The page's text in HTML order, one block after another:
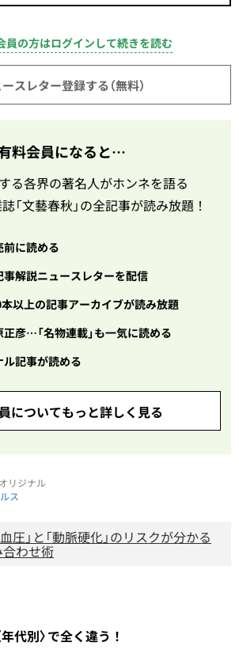
員の方はログインして続きを読む
スレター登録する（無料）
料会員になると…
る各界の著名人がホンネを語る
「文藝春秋」の全記事が読み放題！
に読める
解説ニュースレターを配信
以上の記事アーカイブが読み放題
彦…「名物連載」も一気に読める
記事が読める
についてもっと詳しく見る
リジナル
ス
血圧」と「動脈硬化」のリスクが分かる
合わせ術
代別〉で全く違う！